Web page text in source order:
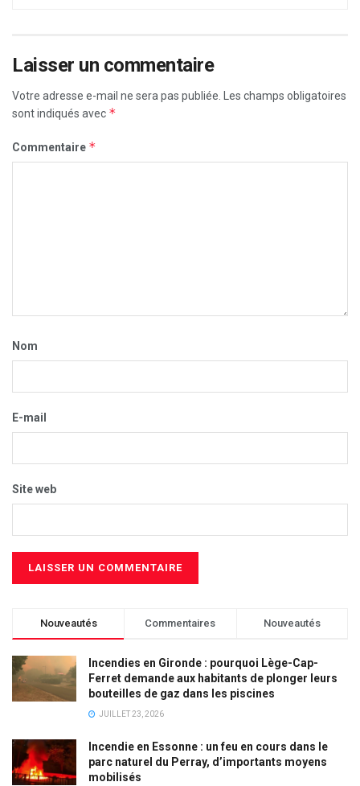
Laisser un commentaire
Votre adresse e-mail ne sera pas publiée.
Les champs obligatoires
sont indiqués avec *
Commentaire *
Nom
E-mail
Site web
Nouveautés Commentaires Nouveautés
Incendies en Gironde : pourquoi Lège-Cap-
Ferret demande aux habitants de plonger leurs
bouteilles de gaz dans les piscines
JUILLET 23, 2026
Incendie en Essonne : un feu en cours dans le
parc naturel du Perray, d’importants moyens
mobilisés